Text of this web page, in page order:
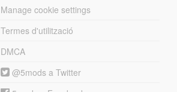
Manage cookie settings
Termes d'utilització
DMCA
@5mods a Twitter